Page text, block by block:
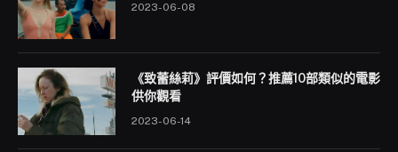
2023-06-08
《致蕾絲莉》評價如何？推薦10部類似的電影
供你觀看
2023-06-14